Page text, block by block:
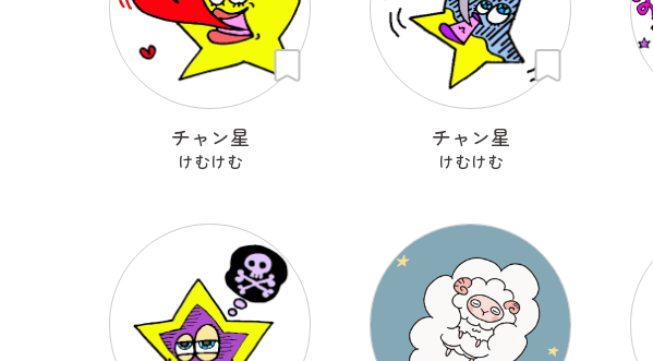
チャン星
けむけむ
チャン星
けむけむ